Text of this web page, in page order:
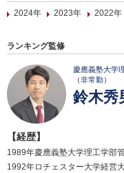
2024年
2023年 2022年
ランキング監修
慶應義塾大学
（非常勤）
鈴木秀
【経歴】
1989年慶應義塾大学理工学部
1992年ロチェスター大学経営